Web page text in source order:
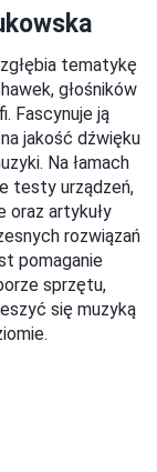
tematykę
głośników
Fascynuje ją
jakość dźwięku
Na łamach
testy urządzeń,
oraz artykuły
rozwiązań
pomaganie
sprzętu,
się muzyką